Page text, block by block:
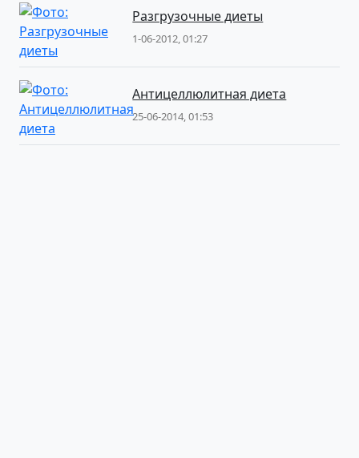
Разгрузочные диеты
1-06-2012, 01:27
Антицеллюлитная диета
25-06-2014, 01:53